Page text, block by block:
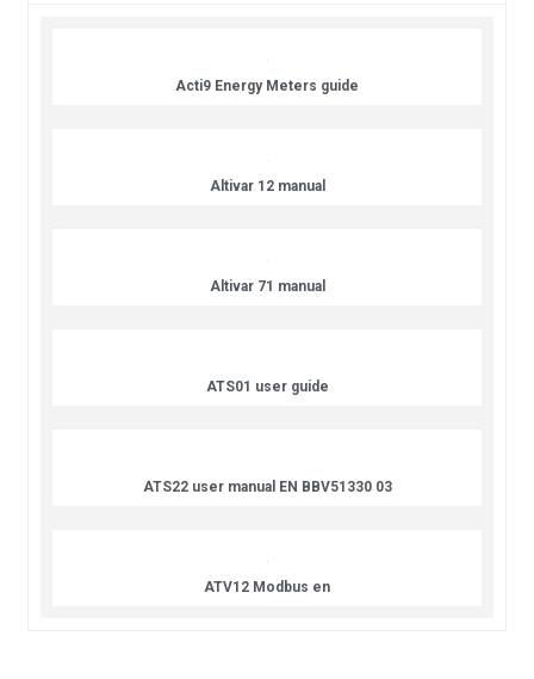
Acti9 Energy Meters guide
Altivar 12 manual
Altivar 71 manual
ATS01 user guide
ATS22 user manual EN BBV51330 03
ATV12 Modbus en